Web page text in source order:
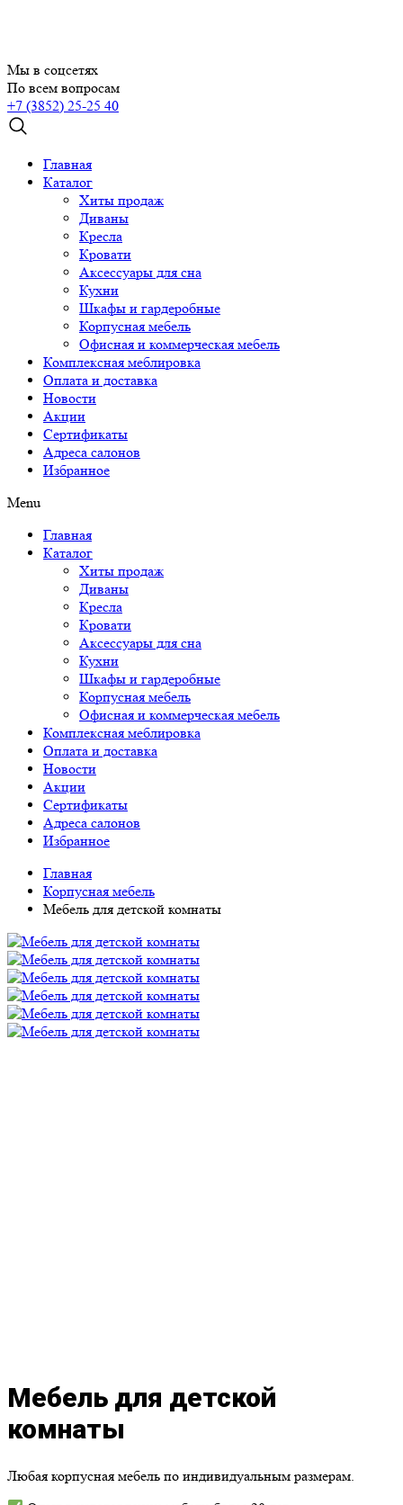
Мы в соцсетях
По всем вопросам
+7 (3852) 25-25 40
Главная
Каталог
Хиты продаж
Диваны
Кресла
Кровати
Аксессуары для сна
Кухни
Шкафы и гардеробные
Корпусная мебель
Офисная и коммерческая мебель
Комплексная меблировка
Оплата и доставка
Новости
Акции
Сертификаты
Адреса салонов
Избранное
Menu
Главная
Каталог
Хиты продаж
Диваны
Кресла
Кровати
Аксессуары для сна
Кухни
Шкафы и гардеробные
Корпусная мебель
Офисная и коммерческая мебель
Комплексная меблировка
Оплата и доставка
Новости
Акции
Сертификаты
Адреса салонов
Избранное
Главная
Корпусная мебель
Мебель для детской комнаты
Мебель для детской
комнаты
Любая корпусная мебель по индивидуальным размерам.